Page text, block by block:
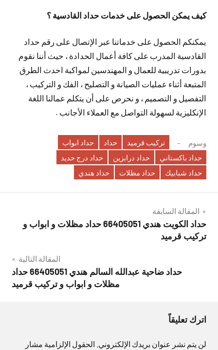
كيف يمكن الحصول على خدمات حداد القادسية ؟
يمكنكم الحصول على خدماتنا عبر الإتصال على رقم حداد
القادسية المدرب على كافة أعمال الحدادة ، حيث أننا نقوم
بدورات تدريبية للعمال و المهندسين لمواكبة احدث الطرق
المتبعة أثناء عمليات الصيانة و التصليح ، الفك و التركيب ،
التفصيل و التصميم ، و نحرص على أن يتكلم عمالنا اللغة
الإنكليزية لسهولة التواصل مع العملاء الأجانب .
وسوم تركيب قرميد حداد
حداد ابواب
حداد باكستاني
حداد درابزين
حداد درج حديد
حداد شبابيك
حداد مظلات حداد هندي
تصفّح
المقالات
المقالة السابقة
حداد الكويت هندي 66405051 حداد مظلات و ابواب و
تركيب قرميد
المقالة التالية
حداد ضاحية عبدالله السالم هندي 66405051 حداد
مظلات و ابواب و تركيب قرميد
اترك تعليقاً
لن يتم نشر عنوان بريدك الإلكتروني. الحقول الإلزامية مشار